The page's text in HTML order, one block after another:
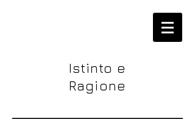
Istinto e
Ragione